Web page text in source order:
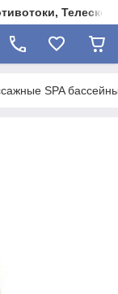
SPA